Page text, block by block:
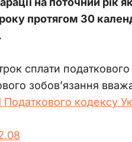
року протягом 30
сплати
зобов’язання
Податкового кодексу